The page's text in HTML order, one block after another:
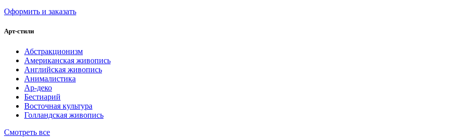
Оформить и заказать
Арт-стили
Абстракционизм
Американская живопись
Английская живопись
Анималистика
Ар-деко
Бестиарий
Восточная культура
Голландская живопись
Смотреть все